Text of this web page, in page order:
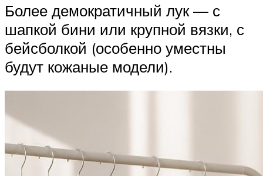
Более демократичный лук — с
шапкой бини или крупной вязки, с
бейсболкой (особенно уместны
будут кожаные модели).